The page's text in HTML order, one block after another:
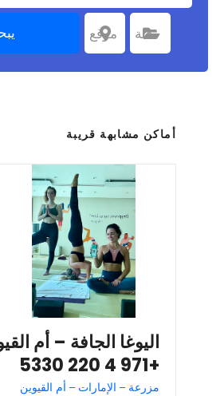
فئة
اختر الفئة موقع
اختر موقعا
أماكن مشابهة قريبة
اليوغا الجافة – أم
+971 4 220 5330
مزرعة – الإمارات – أم القيوين